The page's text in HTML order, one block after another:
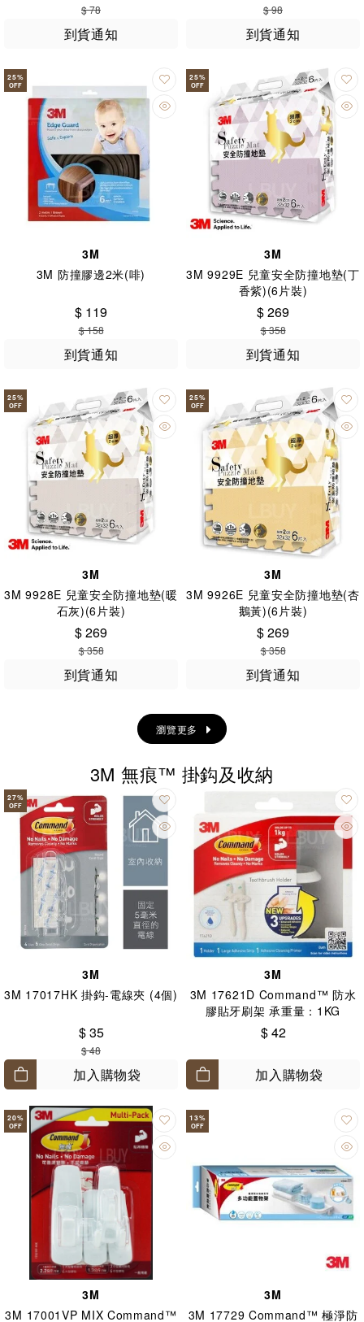
$ 78
到貨通知
$ 98
到貨通知
25%
OFF
3M
3M 防撞膠邊2米(啡)
$ 119
$ 158
到貨通知
25%
OFF
3M
3M 9929E 兒童安全防撞地墊(丁
香紫)(6片裝)
$ 269
$ 358
到貨通知
25%
OFF
3M
3M 9928E 兒童安全防撞地墊(暖
石灰)(6片裝)
$ 269
$ 358
到貨通知
25%
OFF
3M
3M 9926E 兒童安全防撞地墊(杏
鵝黃)(6片裝)
$ 269
$ 358
到貨通知
瀏覽更多
3M 無痕™️ 掛鈎及收納
27%
OFF
3M
3M 17017HK 掛鈎-電線夾 (4個)
$ 35
$ 48
加入購物袋
3M
3M 17621D Command™ 防水
膠貼牙刷架 承重量：1KG
$ 42
加入購物袋
20%
OFF
3M
3M 17001VP MIX Command™
13%
OFF
3M
3M 17729 Command™ 極淨防